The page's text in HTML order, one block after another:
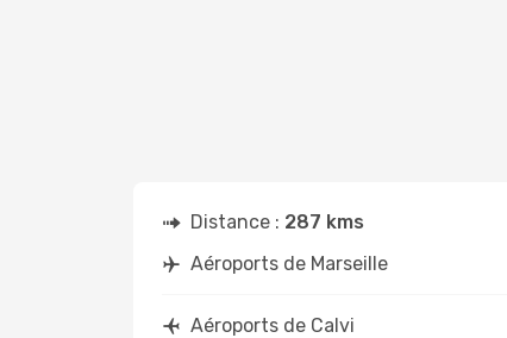
Distance : 287 kms
Aéroports de Marseille
Aéroports de Calvi